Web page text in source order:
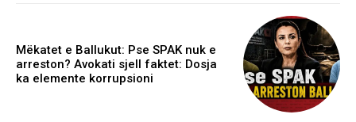
Mëkatet e Ballukut: Pse SPAK nuk e
arreston? Avokati sjell faktet: Dosja
ka elemente korrupsioni